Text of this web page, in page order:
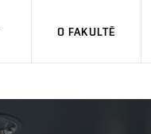
O FAKULTĚ